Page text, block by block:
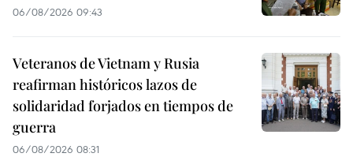
06/08/2026 09:43
Veteranos de Vietnam y Rusia
reafirman históricos lazos de
solidaridad forjados en tiempos de
guerra
06/08/2026 08:31